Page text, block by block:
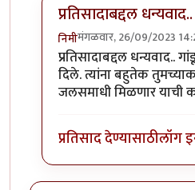
प्रतिसादाबद्दल धन्यवाद..
निमीमंगळवार, 26/09/2023
In reply toछान. खत
प्रतिसादाबद्दल धन्यवाद..
दिले. त्यांना बहुतेक
जलसमाधी मिळणार याची
प्रतिसाद देण्यासाठीलॉग